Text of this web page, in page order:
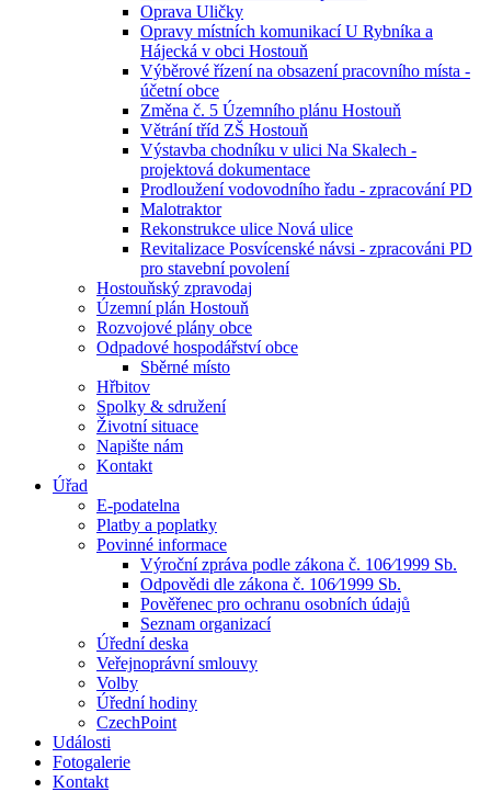
Oprava Uličky
Opravy místních komunikací U Rybníka a
Hájecká v obci Hostouň
Výběrové řízení na obsazení pracovního místa -
účetní obce
Změna č. 5 Územního plánu Hostouň
Větrání tříd ZŠ Hostouň
Výstavba chodníku v ulici Na Skalech -
projektová dokumentace
Prodloužení vodovodního řadu - zpracování PD
Malotraktor
Rekonstrukce ulice Nová ulice
Revitalizace Posvícenské návsi - zpracováni PD
pro stavební povolení
Hostouňský zpravodaj
Územní plán Hostouň
Rozvojové plány obce
Odpadové hospodářství obce
Sběrné místo
Hřbitov
Spolky & sdružení
Životní situace
Napište nám
Kontakt
Úřad
E-podatelna
Platby a poplatky
Povinné informace
Výroční zpráva podle zákona č. 106⁄1999 Sb.
Odpovědi dle zákona č. 106⁄1999 Sb.
Pověřenec pro ochranu osobních údajů
Seznam organizací
Úřední deska
Veřejnoprávní smlouvy
Volby
Úřední hodiny
CzechPoint
Události
Fotogalerie
Kontakt